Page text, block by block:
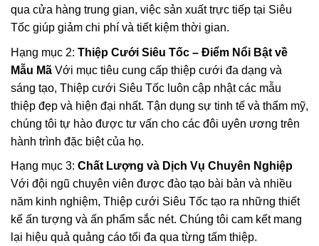
qua cửa hàng trung gian, việc sản xuất trực tiếp tại Siêu
Tốc giúp giảm chi phí và tiết kiệm thời gian.
Hạng mục 2: Thiệp Cưới Siêu Tốc – Điểm Nổi Bật về
Mẫu Mã Với mục tiêu cung cấp thiệp cưới đa dạng và
sáng tạo, Thiệp cưới Siêu Tốc luôn cập nhật các mẫu
thiệp đẹp và hiện đại nhất. Tận dụng sự tinh tế và thẩm mỹ,
chúng tôi tự hào được tư vấn cho các đôi uyên ương trên
hành trình đặc biệt của họ.
Hạng mục 3: Chất Lượng và Dịch Vụ Chuyên Nghiệp
Với đội ngũ chuyên viên được đào tạo bài bản và nhiều
năm kinh nghiệm, Thiệp cưới Siêu Tốc tạo ra những thiết
kế ấn tượng và ấn phẩm sắc nét. Chúng tôi cam kết mang
lại hiệu quả quảng cáo tối đa qua từng tấm thiệp.